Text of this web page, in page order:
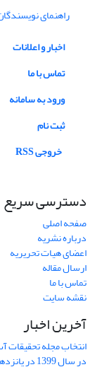
راهنمای
اخبار و اعلانات
تماس با ما
ورود به سامانه
ثبت نام
خروجی RSS
دسترسی سریع
صفحه اصلی
درباره نشریه
اعضای هیات تحریریه
ارسال مقاله
تماس با ما
نقشه سایت
آخرین اخبار
انتخاب مجله تحقیقات
در سال